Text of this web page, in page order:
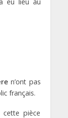
n’ont pas
français.
cette pièce